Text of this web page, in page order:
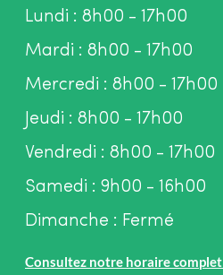
Lundi : 8h00 - 17h00
Mardi : 8h00 - 17h00
Mercredi : 8h00 - 17h00
Jeudi : 8h00 - 17h00
Vendredi : 8h00 - 17h00
Samedi : 9h00 - 16h00
Dimanche : Fermé
Consultez notre horaire complet